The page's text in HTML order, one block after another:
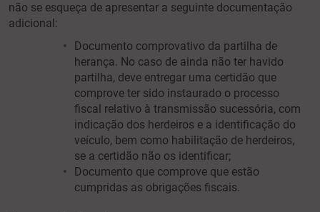
não se esqueça de apresentar a seguinte documentação
adicional:
Documento comprovativo da partilha de
herança. No caso de ainda não ter havido
partilha, deve entregar uma certidão que
comprove ter sido instaurado o processo
fiscal relativo à transmissão sucessória, com
indicação dos herdeiros e a identificação do
veículo, bem como habilitação de herdeiros,
se a certidão não os identificar;
Documento que comprove que estão
cumpridas as obrigações fiscais.